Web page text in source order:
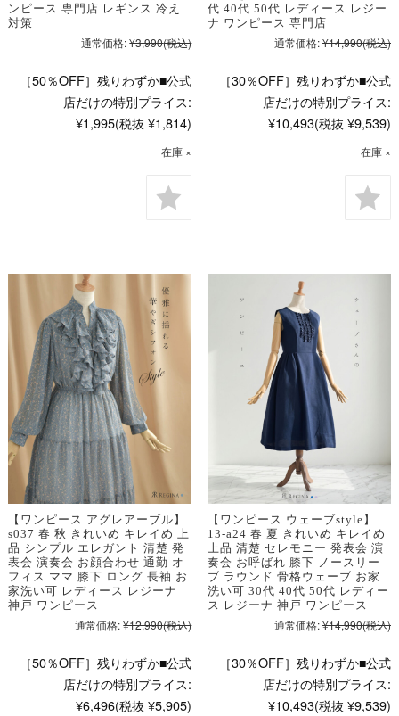
ンピース 専門店 レギンス 冷え
対策
通常価格:¥3,990(税込)
［50％OFF］残りわずか■公式
店だけの特別プライス:
¥1,995(税抜 ¥1,814)
在庫 ×
代 40代 50代 レディース レジー
ナ ワンピース 専門店
通常価格:¥14,990(税込)
［30％OFF］残りわずか■公式
店だけの特別プライス:
¥10,493(税抜 ¥9,539)
在庫 ×
【ワンピース アグレアーブル】
s037 春 秋 きれいめ キレイめ 上
品 シンプル エレガント 清楚 発
表会 演奏会 お顔合わせ 通勤 オ
フィス ママ 膝下 ロング 長袖 お
家洗い可 レディース レジーナ
神戸 ワンピース
通常価格:¥12,990(税込)
［50％OFF］残りわずか■公式
店だけの特別プライス:
¥6,496(税抜 ¥5,905)
【ワンピース ウェーブstyle】
13-a24 春 夏 きれいめ キレイめ
上品 清楚 セレモニー 発表会 演
奏会 お呼ばれ 膝下 ノースリー
ブ ラウンド 骨格ウェーブ お家
洗い可 30代 40代 50代 レディー
ス レジーナ 神戸 ワンピース
通常価格:¥14,990(税込)
［30％OFF］残りわずか■公式
店だけの特別プライス:
¥10,493(税抜 ¥9,539)